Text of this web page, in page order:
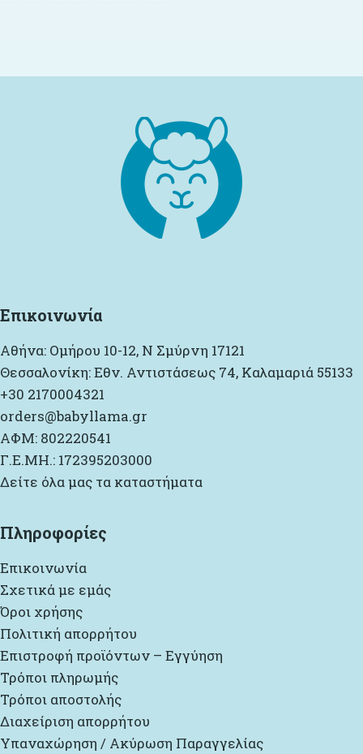
Επικοινωνία
Αθήνα: Ομήρου 10-12, Ν Σμύρνη 17121
Θεσσαλονίκη: Εθν. Αντιστάσεως 74, Καλαμαριά 55133
+30 2170004321
orders@babyllama.gr
ΑΦΜ: 802220541
Γ.Ε.ΜΗ.: 172395203000
Δείτε όλα μας τα καταστήματα
Πληροφορίες
Επικοινωνία
Σχετικά με εμάς
Όροι χρήσης
Πολιτική απορρήτου
Επιστροφή προϊόντων – Εγγύηση
Τρόποι πληρωμής
Τρόποι αποστολής
Διαχείριση απορρήτου
Υπαναχώρηση / Ακύρωση Παραγγελίας